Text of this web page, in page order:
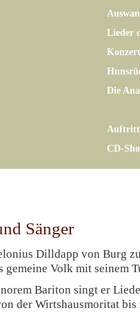
Lieder
Die
CD-
Sänger
Dilldapp von Burg
gemeine Volk mit seinem
Bariton singt er
der Wirtshausmoritat